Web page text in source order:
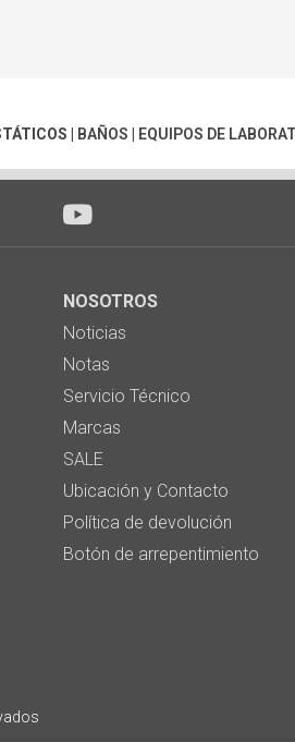
BAÑOS EQUIPOS DE
NOSOTROS
Noticias
Notas
Servicio Técnico
Marcas
SALE
Ubicación y Contacto
Política de devolución
Botón de arrepentimiento